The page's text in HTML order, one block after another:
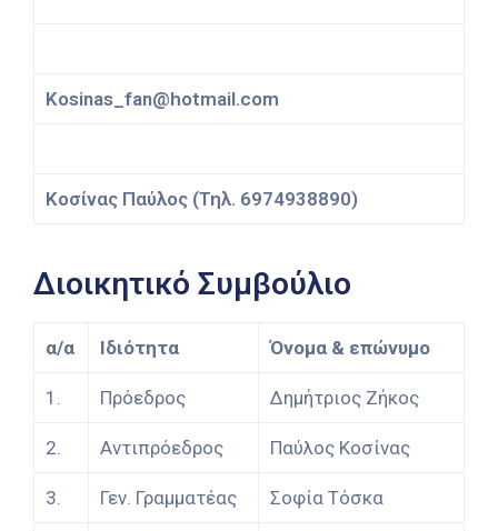
Kosinas_fan@hotmail.com
Κοσίνας Παύλος (Τηλ. 6974938890)
Διοικητικό Συμβούλιο
α/α Ιδιότητα Όνομα & επώνυμο
1. Πρόεδρος Δημήτριος Ζήκος
2. Αντιπρόεδρος Παύλος Κοσίνας
3. Γεν. Γραμματέας Σοφία Τόσκα